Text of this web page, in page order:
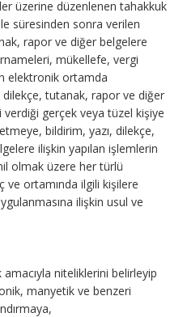
üzerine düzenlenen tahakkuk
süresinden sonra verilen
rapor ve diğer belgelere
mükellefe, vergi
elektronik ortamda
dilekçe, tutanak, rapor ve diğer
gerçek veya tüzel kişiye
bildirim, yazı, dilekçe,
ilişkin yapılan işlemlerin
olmak üzere her türlü
ortamında ilgili kişilere
ilişkin usul ve
niteliklerini belirleyip
manyetik ve benzeri